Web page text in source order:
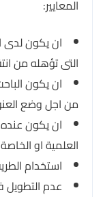
المعايير:
ان يكون لدى
التى تؤهله من
ان يكون
من اجل وضع
ان يكون
العلمية او
استخدام
عدم التطويل